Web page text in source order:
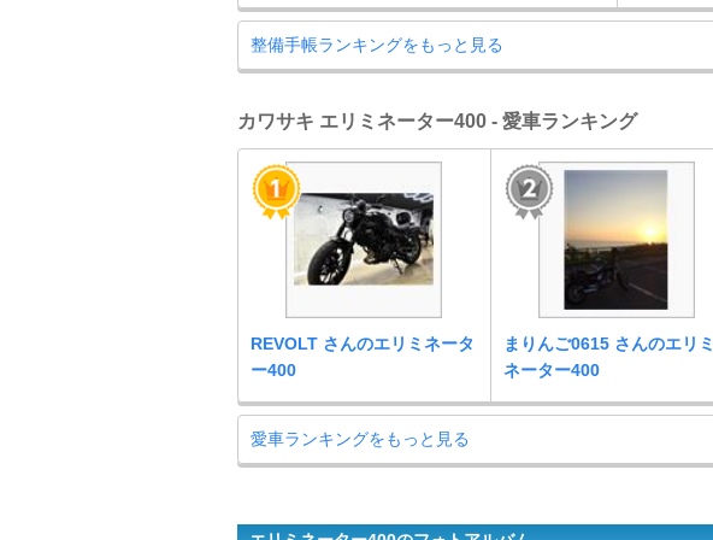
整備手帳ランキングをもっと見る
カワサキ エリミネーター400 - 愛車ランキング
REVOLT さんのエリミネータ
ー400
まりんご0615 さんのエリミ
ネーター400
愛車ランキングをもっと見る